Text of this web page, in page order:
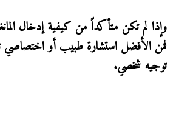
وإذا لم تكن متأكداً من كيفية إدخال
فمن الأفضل استشارة طبيب أو اختصاصي
توجيه شخصي.